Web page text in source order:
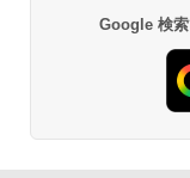
Google 検索